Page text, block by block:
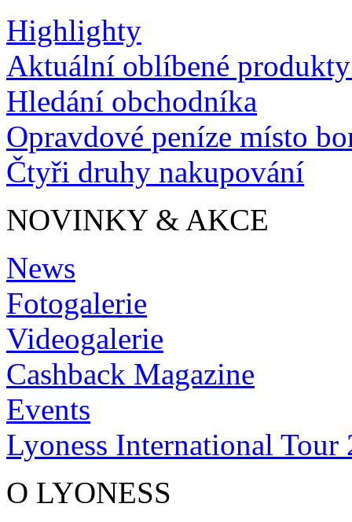
Highlighty
Aktuální oblíbené
Hledání obchodníka
Opravdové peníze místo
Čtyři druhy nakupování
NOVINKY & AKCE
News
Fotogalerie
Videogalerie
Cashback Magazine
Events
Lyoness International Tour
O LYONESS